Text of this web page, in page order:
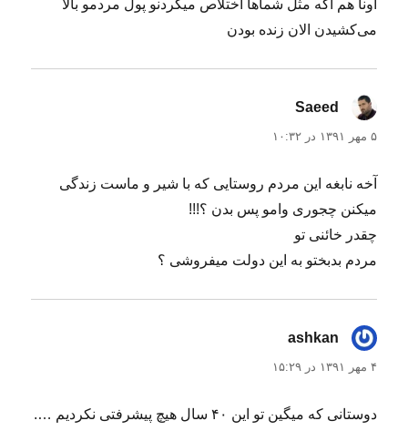
اونا هم اگه مثل شماها اختلاص میکردنو پول مردمو بالا
می‌کشیدن الان زنده بودن
Saeed
۵ مهر ۱۳۹۱ در ۱۰:۳۲
آخه نابغه این مردم روستایی که با شیر و ماست زندگی
میکنن چجوری وامو پس بدن ؟!!!
چقدر خائنی تو
مردم بدبختو به این دولت میفروشی ؟
ashkan
۴ مهر ۱۳۹۱ در ۱۵:۲۹
دوستانی که میگین تو این ۴۰ سال هیچ پیشرفتی نکردیم ….